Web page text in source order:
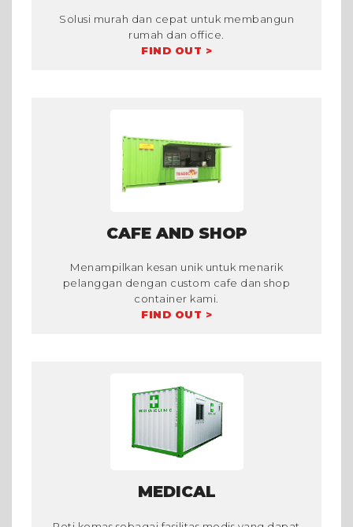
Solusi murah dan cepat untuk membangun
rumah dan office.
FIND OUT >
CAFE AND SHOP
Menampilkan kesan unik untuk menarik
pelanggan dengan custom cafe dan shop
container kami.
FIND OUT >
MEDICAL